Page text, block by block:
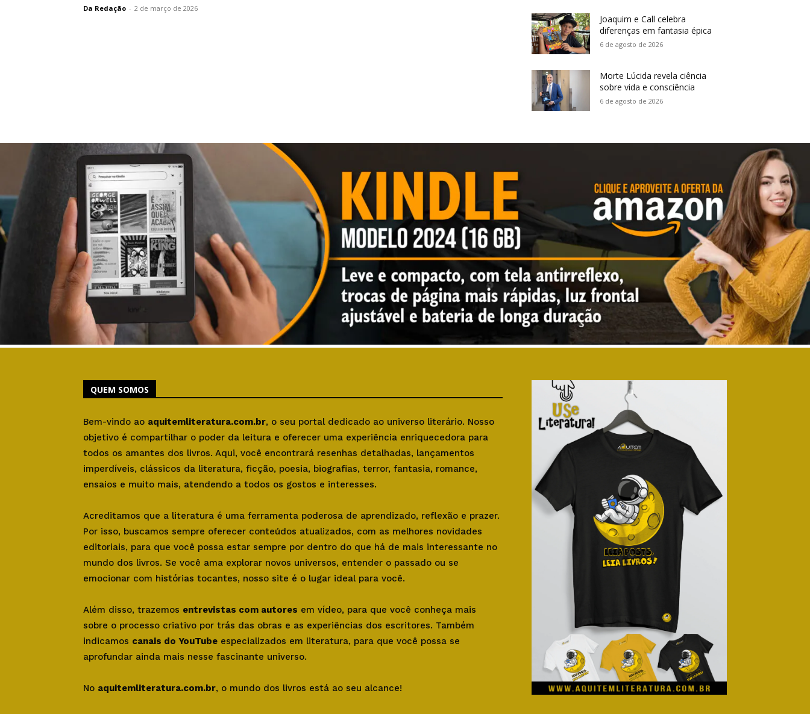
Da Redação - 2 de março de 2026
Joaquim e Call celebra
diferenças em fantasia épica
6 de agosto de 2026
Morte Lúcida revela ciência
sobre vida e consciência
6 de agosto de 2026
QUEM SOMOS
Bem-vindo ao aquitemliteratura.com.br, o seu portal dedicado ao universo literário. Nosso
objetivo é compartilhar o poder da leitura e oferecer uma experiência enriquecedora para
todos os amantes dos livros. Aqui, você encontrará resenhas detalhadas, lançamentos
imperdíveis, clássicos da literatura, ficção, poesia, biografias, terror, fantasia, romance,
ensaios e muito mais, atendendo a todos os gostos e interesses.
Acreditamos que a literatura é uma ferramenta poderosa de aprendizado, reflexão e prazer.
Por isso, buscamos sempre oferecer conteúdos atualizados, com as melhores novidades
editoriais, para que você possa estar sempre por dentro do que há de mais interessante no
mundo dos livros. Se você ama explorar novos universos, entender o passado ou se
emocionar com histórias tocantes, nosso site é o lugar ideal para você.
Além disso, trazemos entrevistas com autores em vídeo, para que você conheça mais
sobre o processo criativo por trás das obras e as experiências dos escritores. Também
indicamos canais do YouTube especializados em literatura, para que você possa se
aprofundar ainda mais nesse fascinante universo.
No aquitemliteratura.com.br, o mundo dos livros está ao seu alcance!